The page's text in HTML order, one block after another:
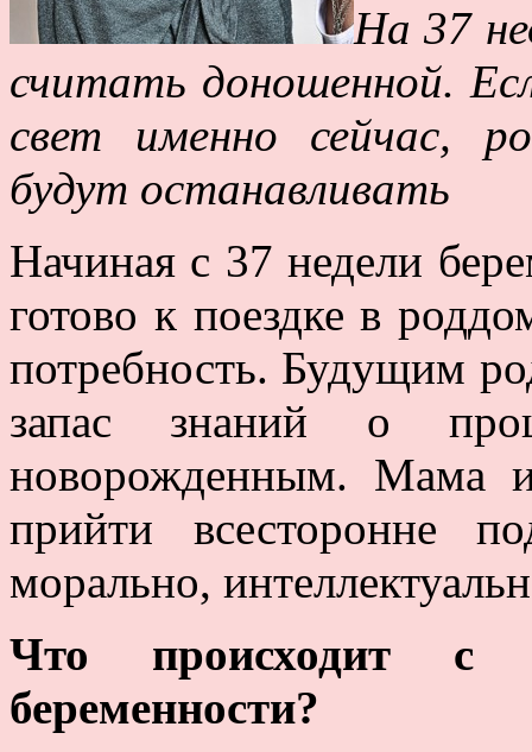
На 37
считать доношенной.
свет именно сейчас,
будут останавливать
Начиная с 37 недели
готово к поездке в
потребность. Будущим
запас знаний о
новорожденным. Мама
прийти всесторонне
морально,
Что происходит с
беременности?